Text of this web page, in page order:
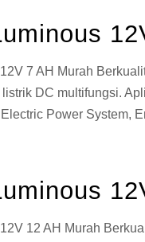
7 AH Murah
DC multifungsi.
Power System,
12 AH Murah